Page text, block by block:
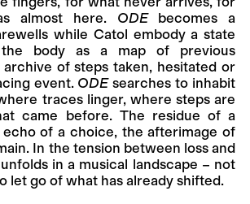
almost here. ODEbecomes a
while Catol embody a state
body as a map of previous
archive of steps taken, hesitated or
event. ODEsearches to inhabit
traces linger, where steps are
came before. The residue of a
of a choice, the afterimage of
In the tension between loss and
in a musical landscape – not
let go of what has already shifted.